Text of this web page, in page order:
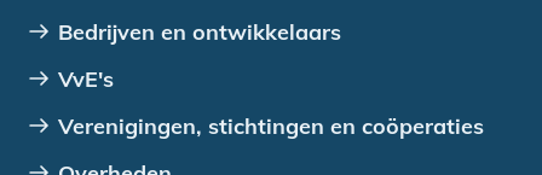
Bedrijven en ontwikkelaars
VvE's
Verenigingen, stichtingen en coöperaties